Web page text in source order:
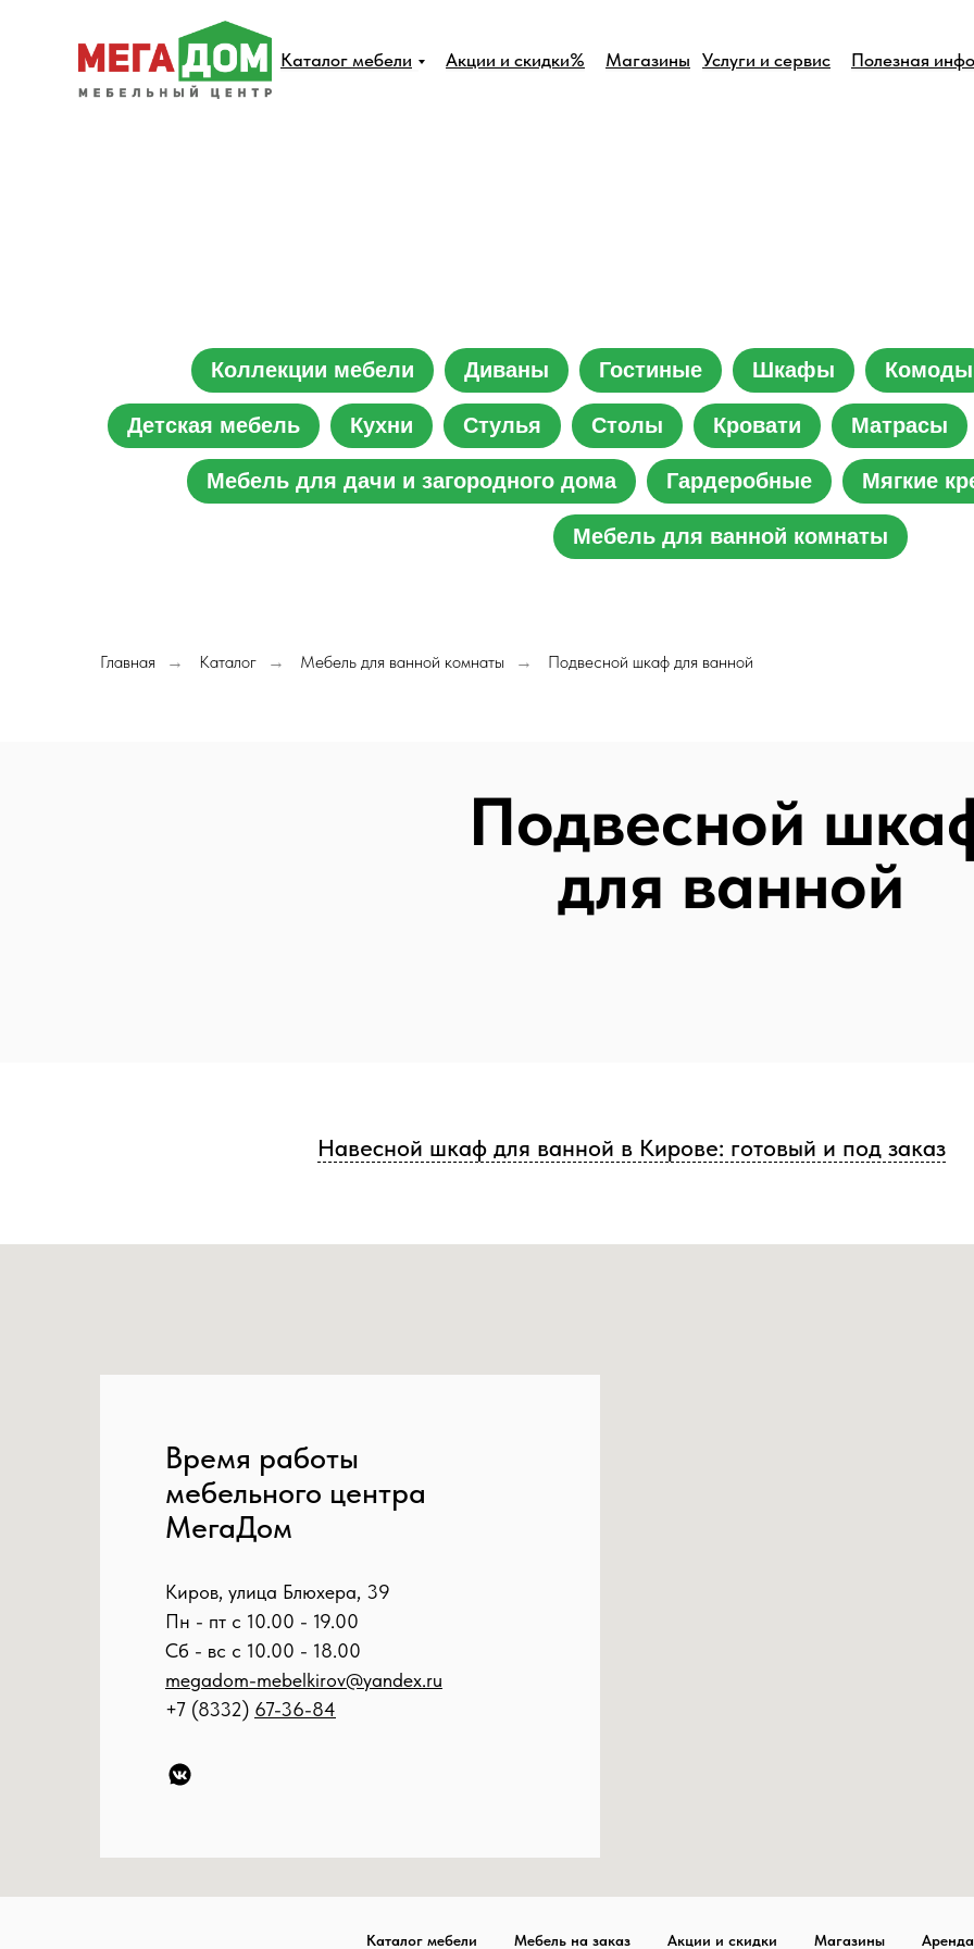
Каталог мебели Акции и скидки% Магазины Услуги и сервис Полезная
Коллекции мебели Диваны Гостиные Шкафы Комоды
Детская мебель Кухни Стулья Столы Кровати Матрасы
Мебель для дачи и загородного дома Гардеробные Мягкие
Мебель для ванной комнаты
Главная → Каталог → Мебель для ванной комнаты → Подвесной шкаф для ванной
Подвесной
для ванной
Навесной шкаф для ванной в Кирове: готовый и под заказ
Время работы
мебельного центра
МегаДом
Киров, улица Блюхера, 39
Пн - пт с 10.00 - 19.00
Сб - вс с 10.00 - 18.00
megadom-mebelkirov@yandex.ru
+7 (8332) 67-36-84
Каталог мебели Мебель на заказ Акции и скидки Магазины